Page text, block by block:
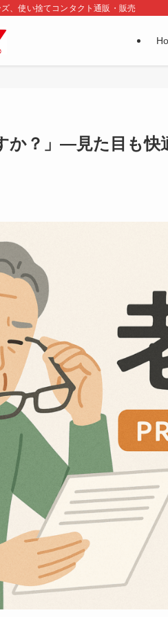
、使い捨てコンタクト通販・販売
か？」―見た目も